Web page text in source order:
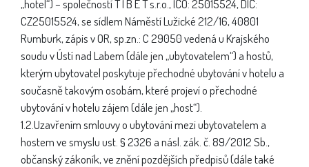
„hotel“) – společností T I B E T s.r.o., IČO: 25015524, DIČ:
CZ25015524, se sídlem Náměstí Lužické 212/16, 40801
Rumburk, zápis v OR, sp.zn.: C 29050 vedená u Krajského
soudu v Ústí nad Labem (dále jen „ubytovatelem“) a hostů,
kterým ubytovatel poskytuje přechodné ubytování v hotelu a
současně takovým osobám, které projeví o přechodné
ubytování v hotelu zájem (dále jen „host“).
1.2.Uzavřením smlouvy o ubytování mezi ubytovatelem a
hostem ve smyslu ust. § 2326 a násl. zák. č. 89/2012 Sb.,
občanský zákoník, ve znění pozdějších předpisů (dále také